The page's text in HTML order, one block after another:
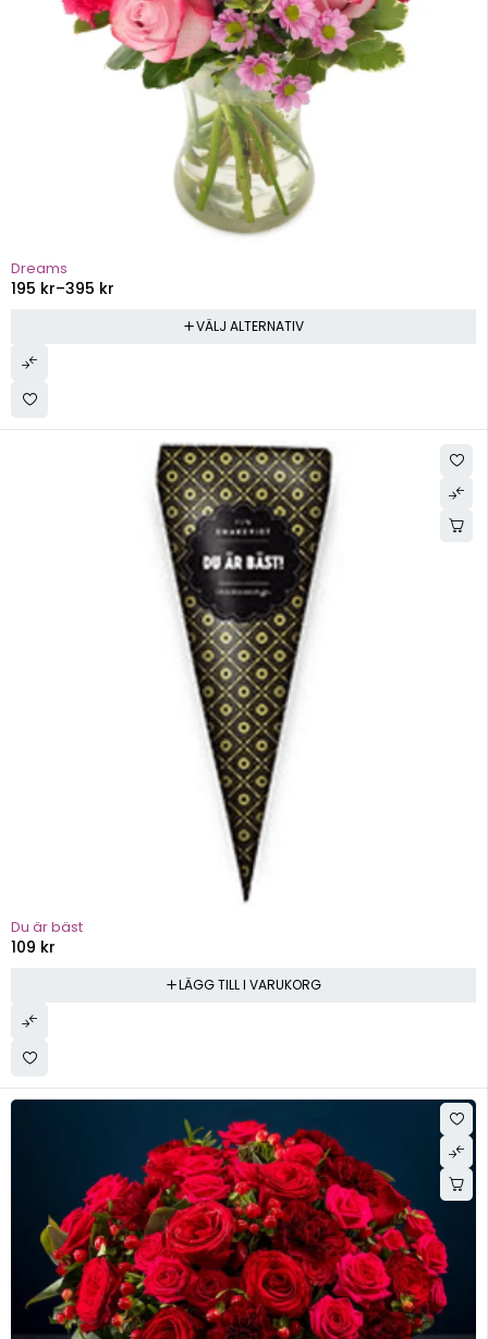
Dreams
195 kr–395 kr
VÄLJ ALTERNATIV
Du är bäst
109 kr
LÄGG TILL I VARUKORG